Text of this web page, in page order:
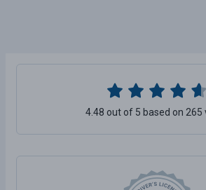
4.48 out of 5 based on 265